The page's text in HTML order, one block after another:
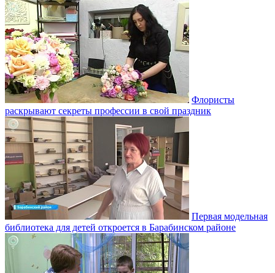
Флористы
раскрывают секреты профессии в свой праздник
Первая модельная
библиотека для детей откроется в Барабинском районе